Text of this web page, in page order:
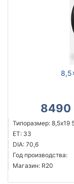
8490
Типоразмер: 8,5x19
ET: 33
DIA: 70,6
Год производства:
Магазин: R20